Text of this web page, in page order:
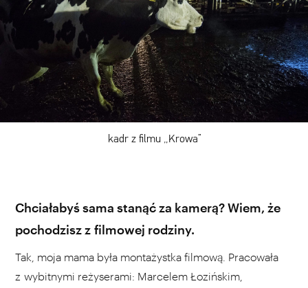
kadr z filmu „Krowa”
Chciałabyś sama stanąć za kamerą? Wiem, że
pochodzisz z filmowej rodziny.
Tak, moja mama była montażystka filmową. Pracowała
z wybitnymi reżyserami: Marcelem Łozińskim,